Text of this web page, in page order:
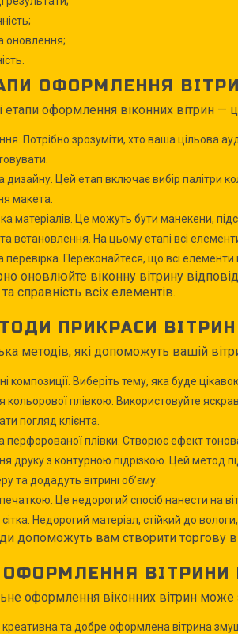
оновлення;
ОФОРМЛЕННЯ
етапи оформлення віконних вітрин —
Потрібно зрозуміти, хто ваша цільова
дизайну. Цей етап включає вибір палітри
макета.
матеріалів. Це можуть бути манекени,
встановлення. На цьому етапі всі
перевірка. Переконайтеся, що всі
оновлюйте віконну вітрину
справність всіх елементів.
ПРИКРАСИ ВІТРИН
методів, які допоможуть вашій
композиції. Виберіть тему, яка буде
кольорової плівкою. Використовуйте
погляд клієнта.
перфорованої плівки. Створює ефект
друку з контурною підрізкою. Цей метод
та додадуть вітрині об’єму.
Це недорогий спосіб нанести на
Недорогий матеріал, стійкий до
допоможуть вам створити торгову
ВІТРИНИ
оформлення віконних вітрин може
креативна та добре оформлена вітрина